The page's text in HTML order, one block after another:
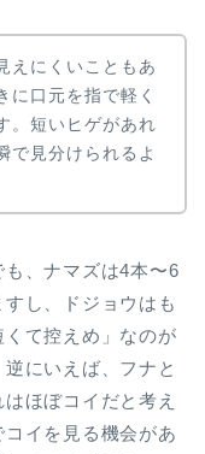
えにくいこともあ
に口元を指で軽く
。短いヒゲがあれ
で見分けられるよ
、ナマズは4本〜6
し、ドジョウはも
て控えめ」なのが
にいえば、フナと
ほぼコイだと考え
イを見る機会があ